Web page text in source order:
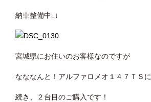
納車整備中↓↓
宮城県にお住いのお客様なのですが
なななんと！アルファロメオ１４７ＴＳに
続き、２台目のご購入です！